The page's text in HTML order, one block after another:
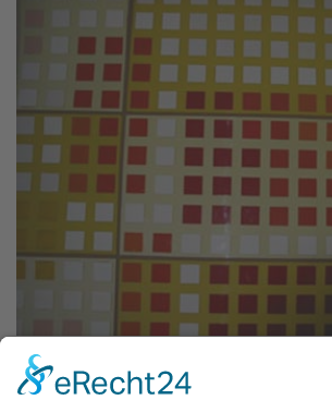
Objekt:
Standort:
Hölderlinstraße